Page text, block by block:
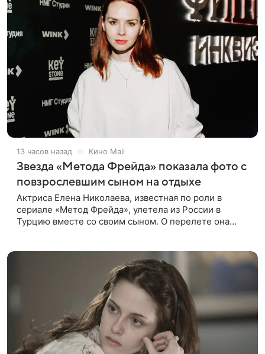
13 часов назад Кино Mail
Звезда «Метода Фрейда» показала фото с
повзрослевшим сыном на отдыхе
Актриса Елена Николаева, известная по роли в
сериале «Метод Фрейда», улетела из России в
Турцию вместе со своим сыном. О перелете она